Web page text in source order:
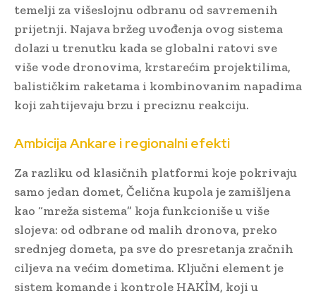
temelji za višeslojnu odbranu od savremenih
prijetnji. Najava bržeg uvođenja ovog sistema
dolazi u trenutku kada se globalni ratovi sve
više vode dronovima, krstarećim projektilima,
balističkim raketama i kombinovanim napadima
koji zahtijevaju brzu i preciznu reakciju.
Ambicija Ankare i regionalni efekti
Za razliku od klasičnih platformi koje pokrivaju
samo jedan domet, Čelična kupola je zamišljena
kao “mreža sistema” koja funkcioniše u više
slojeva: od odbrane od malih dronova, preko
srednjeg dometa, pa sve do presretanja zračnih
ciljeva na većim dometima. Ključni element je
sistem komande i kontrole HAKİM, koji u